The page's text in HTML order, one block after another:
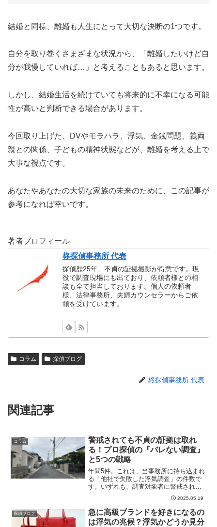
結婚と同様、離婚も人生にとって大切な決断の1つです。
自分を取り巻くさまざまな状況から、「離婚したいけど自
分が我慢していれば…」と考えることもあると思います。
しかし、結婚生活を続けていても将来的に不幸になる可能
性が高いと判断できる場合があります。
今回取り上げた、DVやモラハラ、浮気、金銭問題、義両
親との関係、子どもの精神状態などが、離婚を考える上で
大事な視点です。
あなたやあなたの大切な家族の未来のために、この記事が
参考になれば幸いです。
著者プロフィール
柊探偵事務所 代表
探偵歴25年、不貞の証拠撮影が得意です。現
役で調査現場にも出ており、依頼者様との相
談も全て担当しております。個人の依頼者
様、法律事務所、夫婦カウンセラーからご依
頼を受けています。
コラム 探偵ブログ
柊探偵事務所 代表
関連記事
コラム
警戒されても不貞の証拠は取れ
る！プロ探偵の『バレない調査』
と5つの戦略
年間5件。これは、当事務所に持ち込まれ
る「他社で失敗した浮気調査」の件数で
す。いずれも、調査対象者に警戒されて
いる難しい状況でしたが、すべての案件
で不貞の証拠を押さえることに成功して
います。「もうバレてしまったから、証
拠を取るのは無理かも…...
2025.05.19
探偵ブログ
急に高級ブランドを好きになるの
は浮気の兆候？浮気かどうか見分